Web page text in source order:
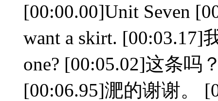
[00:00.00]Unit Seven
want a skirt. [00:03.17]
one? [00:05.02]这条吗
[00:06.95]淝的谢谢。